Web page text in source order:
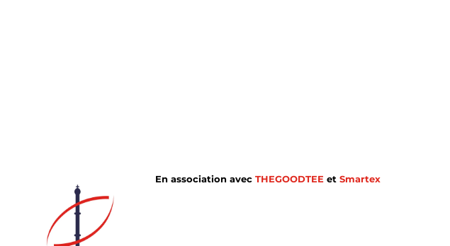
En association avec THEGOODTEEet Smartex